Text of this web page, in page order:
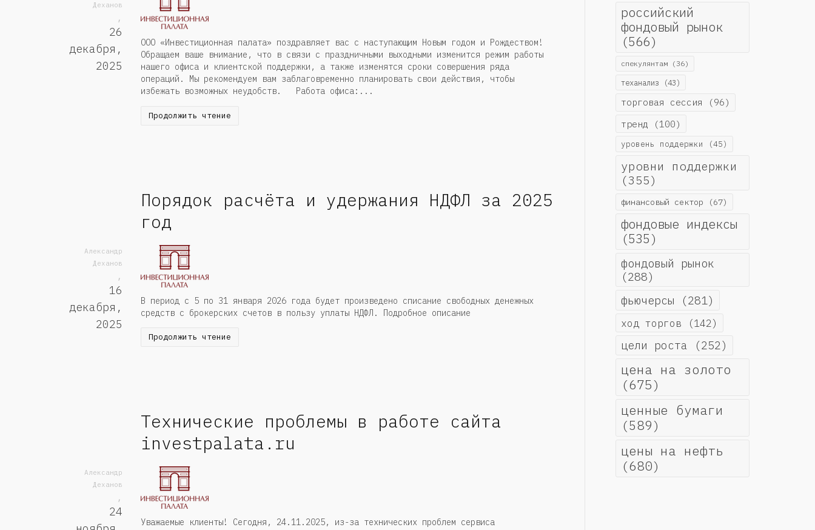
Деханов
,
26
декабря,
2025
ООО «Инвестиционная палата» поздравляет вас с наступающим Новым годом и Рождеством!
Обращаем ваше внимание, что в связи с праздничными выходными изменится режим работы
нашего офиса и клиентской поддержки, а также изменятся сроки совершения ряда
операций. Мы рекомендуем вам заблаговременно планировать свои действия, чтобы
избежать возможных неудобств. Работа офиса:...
Продолжить чтение
Порядок расчёта и удержания НДФЛ за 2025
год
Александр
Деханов
,
16
декабря,
2025
В период с 5 по 31 января 2026 года будет произведено списание свободных денежных
средств с брокерских счетов в пользу уплаты НДФЛ. Подробное описание
Продолжить чтение
Технические проблемы в работе сайта
investpalata.ru
Александр
Деханов
,
24
Уважаемые клиенты! Сегодня, 24.11.2025, из-за технических проблем сервиса
российский
фондовый рынок
(566)
спекулянтам(36)
теханализ (43)
торговая сессия (96)
тренд (100)
уровень поддержки (45)
уровни поддержки
(355)
финансовый сектор (67)
фондовые индексы
(535)
фондовый рынок
(288)
фьючерсы (281)
ход торгов (142)
цели роста (252)
цена на золото
(675)
ценные бумаги
(589)
цены на нефть
(680)